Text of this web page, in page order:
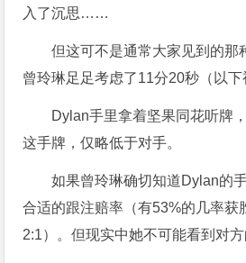
入了沉思……
但这可不是通常大家见到的那
曾玲琳足足考虑了11分20秒（以下
Dylan手里拿着坚果同花听牌
这手牌，仅略低于对手。
如果曾玲琳确切知道Dylan的
合适的跟注赔率（有53%的几率获
2:1）。但现实中她不可能看到对方